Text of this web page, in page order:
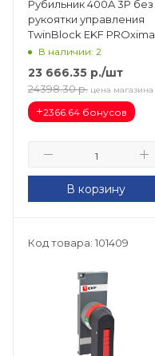
Рубильник 400A 3P без
рукоятки управления
TwinBlock EKF PROxima
tb-s-400-3p
В наличии: 2
23 666.35 р./шт
24398.30 р. цена магазина
+2366.64 бонусов
В корзину
Код товара: 101409